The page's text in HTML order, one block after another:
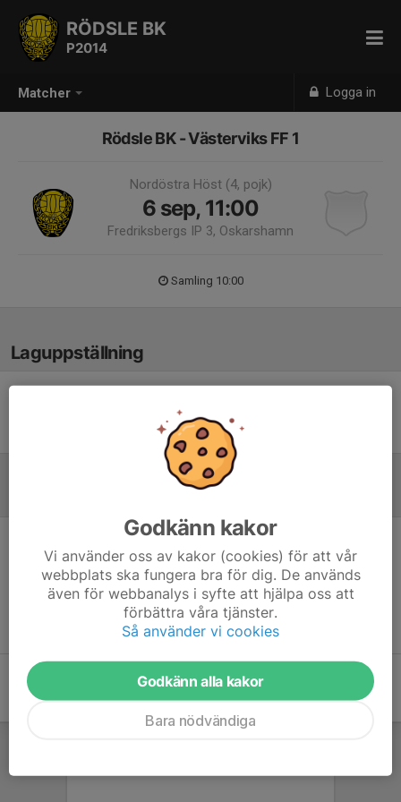
Matcher Logga in
RÖDSLE BK
P2014
Rödsle BK - Västerviks FF 1
Nordöstra Höst (4, pojk)
6 sep, 11:00
Fredriksbergs IP 3, Oskarshamn
Samling 10:00
Laguppställning
Ingen uppställning ifylld
Inget skrivet
Godkänn kakor
Vi använder oss av kakor (cookies) för att vår
webbplats ska fungera bra för dig. De används
även för webbanalys i syfte att hjälpa oss att
förbättra våra tjänster.
Så använder vi cookies
Godkänn alla kakor
Bara nödvändiga